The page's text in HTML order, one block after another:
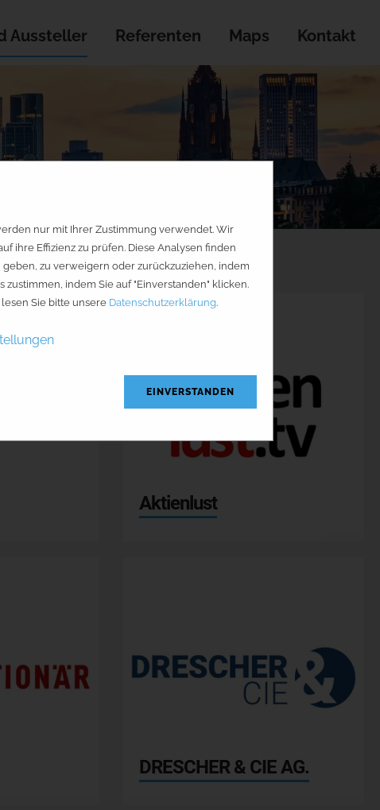
Aussteller Referenten Maps Kontakt
Aktienlust
Aktienlust
DRESCHER & CIE AG.
DRESCHER & CIE AG.
Frankfurt Main Finance
nur mit Ihrer Zustimmung verwendet. Wir
ihre Effizienz zu prüfen. Diese Analysen finden
zu verweigern oder zurückzuziehen, indem
indem Sie auf "Einverstanden" klicken.
Sie bitte unsere Datenschutzerklärung.
EINVERSTANDEN